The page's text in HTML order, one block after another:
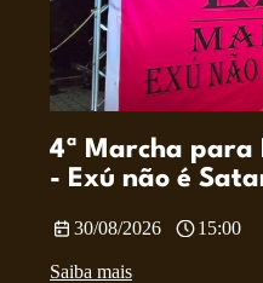
4ª Marcha para
- Exú não é
30/08/2026 15:00
Saiba mais